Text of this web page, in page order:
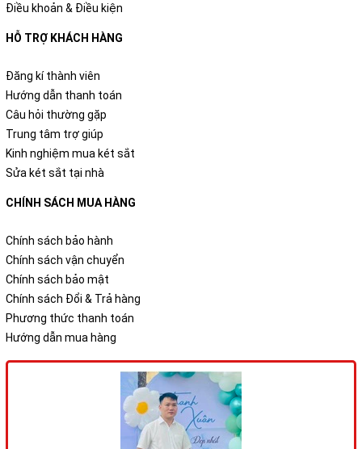
Điều khoản & Điều kiện
HỖ TRỢ KHÁCH HÀNG
Đăng kí thành viên
Hướng dẫn thanh toán
Câu hỏi thường gặp
Trung tâm trợ giúp
Kinh nghiệm mua két sắt
Sửa két sắt tại nhà
CHÍNH SÁCH MUA HÀNG
Chính sách bảo hành
Chính sách vận chuyển
Chính sách bảo mật
Chính sách Đổi & Trả hàng
Phương thức thanh toán
Hướng dẫn mua hàng